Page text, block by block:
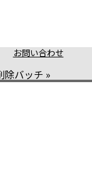
お問い合わせ
除バッチ »